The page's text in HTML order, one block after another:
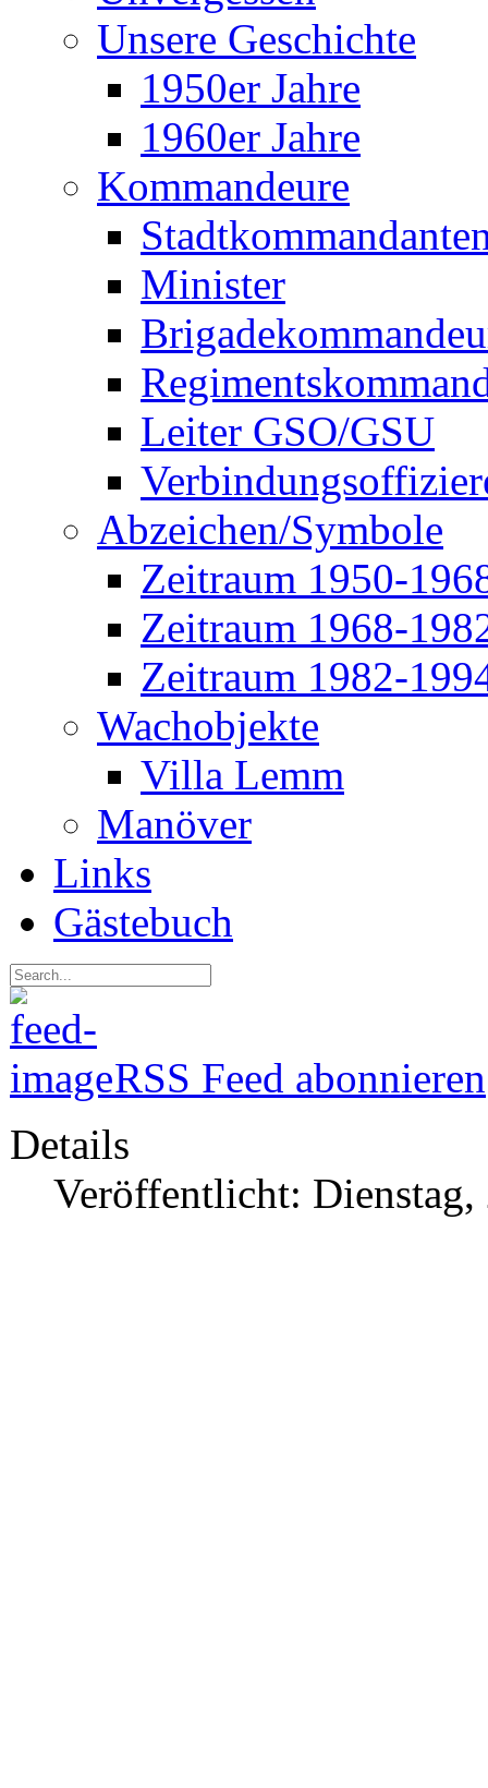
Unsere Geschichte
1950er Jahre
1960er Jahre
Kommandeure
Minister
Leiter GSO/GSU
Abzeichen/Symbole
Zeitraum 1950-
Zeitraum 1968-
Zeitraum 1982-
Wachobjekte
Villa Lemm
Manöver
Links
Gästebuch
RSS Feed abonnieren
Details
Veröffentlicht: Dienstag,